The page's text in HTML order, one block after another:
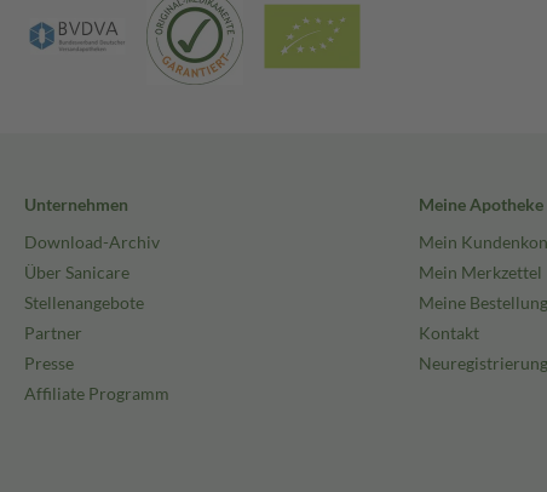
Unternehmen
Download-Archiv
Über Sanicare
Stellenangebote
Partner
Presse
Affiliate Programm
Meine Apotheke
Mein
Mein Merkzettel
Meine
Kontakt
Neuregistrierung